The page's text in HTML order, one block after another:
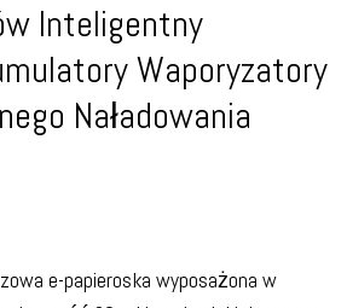
Inteligentny
Waporyzatory
Naładowania
e-papieroska wyposażona w